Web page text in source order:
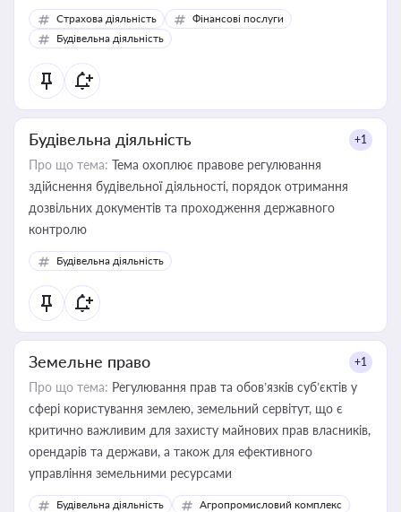
корисне для власника бізнесу, керівника, юриста або
бухгалтера під час оподаткування, приватизації, оренди
державного майна, корпоративних угод і перевірки
статусу суб'єктів оціночної діяльності
Страхова діяльність
Фінансові послуги
Будівельна діяльність
Будівельна діяльність +1
Про що тема: Тема охоплює правове регулювання
здійснення будівельної діяльності, порядок отримання
дозвільних документів та проходження державного
контролю
Будівельна діяльність
Земельне право +1
Про що тема: Регулювання прав та обов’язків суб’єктів у
сфері користування землею, земельний сервітут, що є
критично важливим для захисту майнових прав власників,
орендарів та держави, а також для ефективного
управління земельними ресурсами
Будівельна діяльність Агропромисловий комплекс